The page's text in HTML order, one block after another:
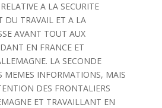
A LA SECURITE
DU TRAVAIL ET A LA
AVANT TOUT AUX
EN FRANCE ET
LA SECONDE
MEMES INFORMATIONS, MAIS
DES FRONTALIERS
ET TRAVAILLANT EN